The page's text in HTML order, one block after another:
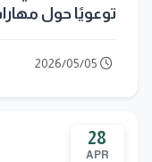
توعويًا حول
28
APR